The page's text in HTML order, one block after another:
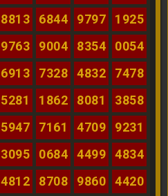
8813 6844 9797
1925
9763 9004 8354
0054
6913 7328 4832
7478
5281 1862 8081
3858
5947 7161 4709
9231
3095 0684 4499
4834
4812 8708 9860
4420